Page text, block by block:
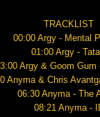
TRACKLIST
00:00 Argy - Mental
01:00 Argy -
Argy & Goom Gum
Anyma & Chris
06:30 Anyma - The
08:21 Anyma -